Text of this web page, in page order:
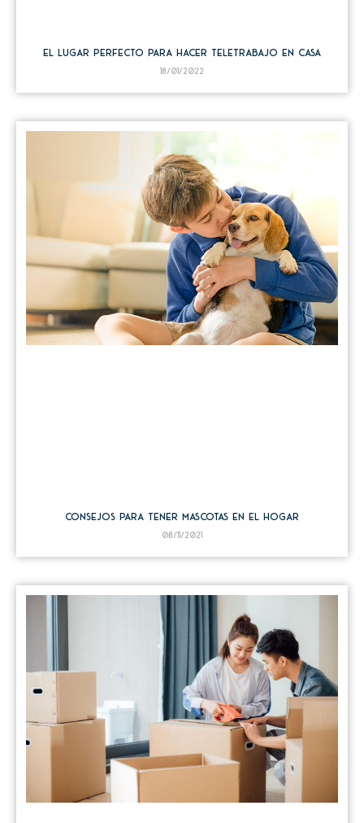
El lugar perfecto para hacer teletrabajo en casa
18/01/2022
Consejos para tener mascotas en el hogar
08/11/2021